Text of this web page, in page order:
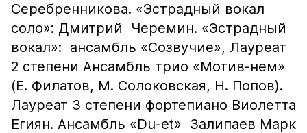
Серебренникова. «Эстрадный вокал
соло»: Дмитрий Черемин. «Эстрадный
вокал»: ансамбль «Созвучие», Лауреат
2 степени Ансамбль трио «Мотив-нем»
(Е. Филатов, М. Солоковская, Н. Попов).
Лауреат 3 степени фортепиано Виолетта
Егиян. Ансамбль «Du-et» Залипаев Марк